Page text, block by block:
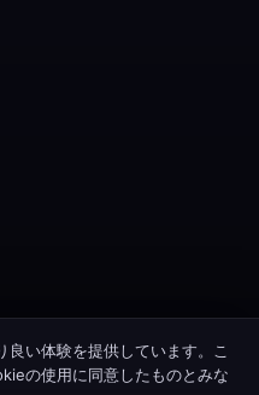
い体験を提供しています。こ
の使用に同意したものとみな